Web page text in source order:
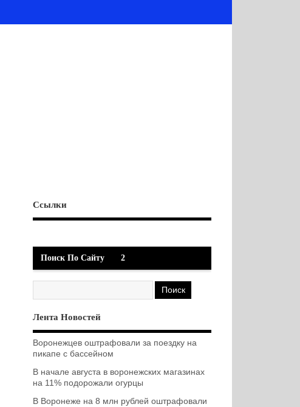
Ссылки
Поиск По Сайту 2
Лента Новостей
Воронежцев оштрафовали за поездку на
пикапе с бассейном
В начале августа в воронежских магазинах
на 11% подорожали огурцы
В Воронеже на 8 млн рублей оштрафовали